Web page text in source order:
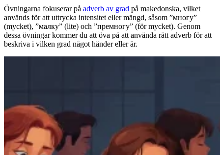
Övningarna fokuserar på adverb av grad på makedonska, vilket
används för att uttrycka intensitet eller mängd, såsom ”многу”
(mycket), ”малку” (lite) och ”премногу” (för mycket). Genom
dessa övningar kommer du att öva på att använda rätt adverb för att
beskriva i vilken grad något händer eller är.